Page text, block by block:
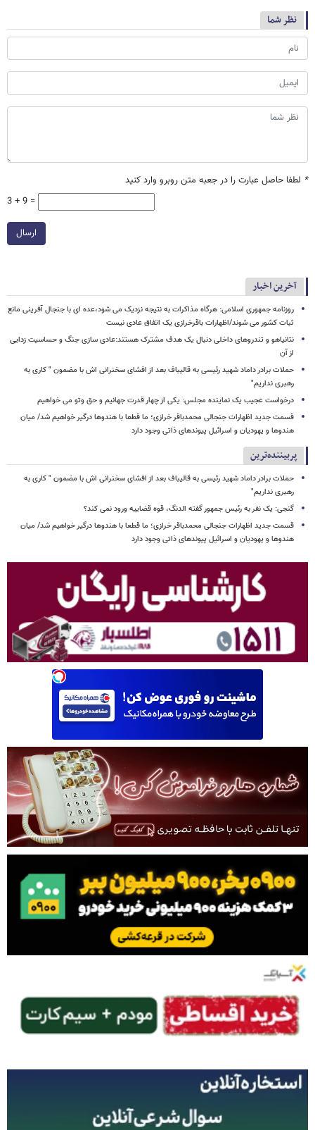
نظر شما
* لطفا حاصل عبارت را در جعبه متن روبرو وارد کنید
3 + 9 =
ارسال
آخرین اخبار
روزنامه جمهوری اسلامی: هرگاه مذاکرات به نتیجه نزدیک می شود،عده ای با جنجال آفرینی مانع
ثبات کشور می شوند/اظهارات باقرخرازی یک اتفاق عادی نیست
نتانیاهو و تندروهای داخلی دنبال یک هدف مشترک هستند:عادی سازی جنگ و حساسیت زدایی
از آن
حملات برادر داماد شهید رئیسی به قالیباف بعد از افشای سخنرانی اش با مضمون " کاری به
رهبری نداریم"
درخواست عجیب یک نماینده مجلس: یکی از چهار قدرت جهانیم و حق وتو می خواهیم
قسمت جدید اظهارات جنجالی محمدباقر خرازی؛ ما قطعا با هندوها درگیر خواهیم شد/ میان
هندوها و یهودیان و اسرائیل پیوندهای ذاتی وجود دارد
پربیننده‌ترین
حملات برادر داماد شهید رئیسی به قالیباف بعد از افشای سخنرانی اش با مضمون " کاری به
رهبری نداریم"
گنجی: یک نفر به رئیس جمهور گفته الدنگ، قوه قضاییه ورود نمی کند؟
قسمت جدید اظهارات جنجالی محمدباقر خرازی؛ ما قطعا با هندوها درگیر خواهیم شد/ میان
هندوها و یهودیان و اسرائیل پیوندهای ذاتی وجود دارد